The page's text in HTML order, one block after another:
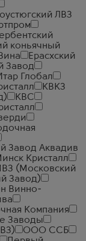
ЛВЗ
коньячный
Ерасхский
Завод
Глобал
КВКЗ
КВС
Завод Аквадив
Кристалл
(Московский
Завод)
Винно-
Компания
Заводы
ООО ССБ